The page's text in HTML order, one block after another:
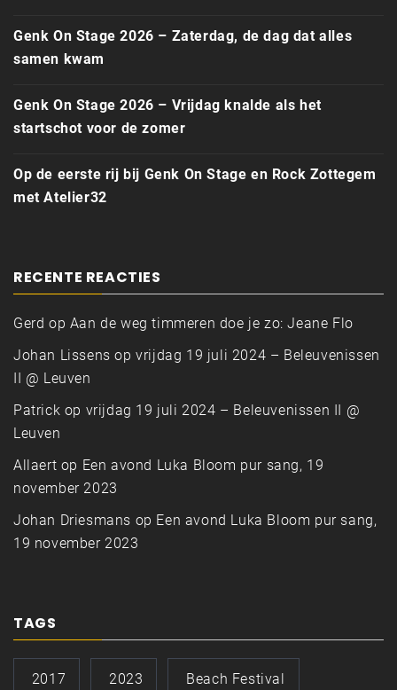
Genk On Stage 2026 – Zaterdag, de dag dat alles
samen kwam
Genk On Stage 2026 – Vrijdag knalde als het
startschot voor de zomer
Op de eerste rij bij Genk On Stage en Rock Zottegem
met Atelier32
RECENTE REACTIES
Gerd op Aan de weg timmeren doe je zo: Jeane Flo
Johan Lissens opvrijdag 19 juli 2024 – Beleuvenissen
II @ Leuven
Patrick op vrijdag 19 juli 2024 – Beleuvenissen II @
Leuven
Allaert op Een avond Luka Bloom pur sang, 19
november 2023
Johan Driesmans op Een avond Luka Bloom pur sang,
19 november 2023
TAGS
2017 2023 Beach Festival